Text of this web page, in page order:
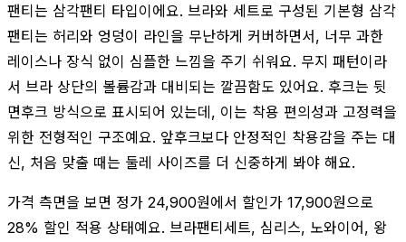
팬티는 삼각팬티 타입이에요. 브라와 세트로 구성된 기본형 삼각
팬티는 허리와 엉덩이 라인을 무난하게 커버하면서, 너무 과한
레이스나 장식 없이 심플한 느낌을 주기 쉬워요. 무지 패턴이라
서 브라 상단의 볼륨감과 대비되는 깔끔함도 있어요. 후크는 뒷
면후크 방식으로 표시되어 있는데, 이는 착용 편의성과 고정력을
위한 전형적인 구조예요. 앞후크보다 안정적인 착용감을 주는 대
신, 처음 맞출 때는 둘레 사이즈를 더 신중하게 봐야 해요.
가격 측면을 보면 정가 24,900원에서 할인가 17,900원으로
28% 할인 적용 상태예요. 브라팬티세트, 심리스, 노와이어, 왕